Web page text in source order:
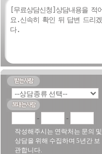
- -
작성해주시는 연락처는 문의 및
상담을 위해 수집하며 5년간 보
관합니다.